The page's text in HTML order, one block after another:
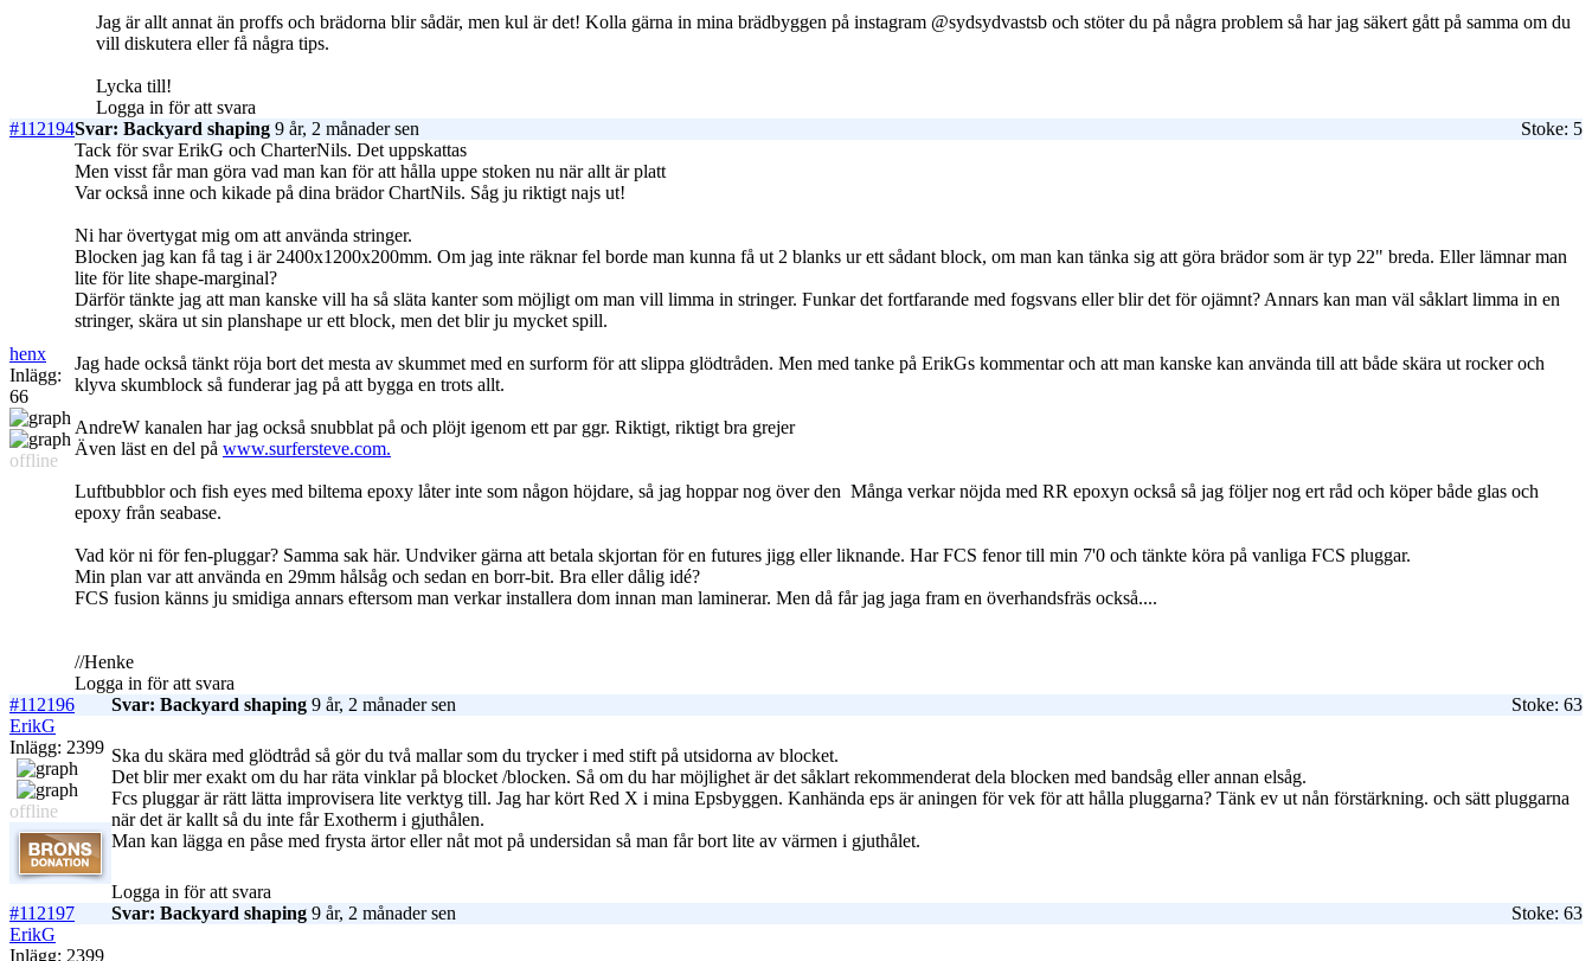
Jag är allt annat än proffs och brädorna blir sådär, men kul är det! Kolla gärna in mina brädbyggen på instagram @sydsydvastsb och stöter du på några problem så har jag säkert gått på samma om du
vill diskutera eller få några tips.
Lycka till!
Logga in för att svara
#112194Svar: Backyard shaping 9 år, 2 månader sen Stoke: 5
henx
Inlägg:
66
offline
Tack för svar ErikG och CharterNils. Det uppskattas
Men visst får man göra vad man kan för att hålla uppe stoken nu när allt är platt
Var också inne och kikade på dina brädor ChartNils. Såg ju riktigt najs ut!
Ni har övertygat mig om att använda stringer.
Blocken jag kan få tag i är 2400x1200x200mm. Om jag inte räknar fel borde man kunna få ut 2 blanks ur ett sådant block, om man kan tänka sig att göra brädor som är typ 22" breda. Eller lämnar man
lite för lite shape-marginal?
Därför tänkte jag att man kanske vill ha så släta kanter som möjligt om man vill limma in stringer. Funkar det fortfarande med fogsvans eller blir det för ojämnt? Annars kan man väl såklart limma in en
stringer, skära ut sin planshape ur ett block, men det blir ju mycket spill.
Jag hade också tänkt röja bort det mesta av skummet med en surform för att slippa glödtråden. Men med tanke på ErikGs kommentar och att man kanske kan använda till att både skära ut rocker och
klyva skumblock så funderar jag på att bygga en trots allt.
AndreW kanalen har jag också snubblat på och plöjt igenom ett par ggr. Riktigt, riktigt bra grejer
Även läst en del på www.surfersteve.com.
Luftbubblor och fish eyes med biltema epoxy låter inte som någon höjdare, så jag hoppar nog över den Många verkar nöjda med RR epoxyn också så jag följer nog ert råd och köper både glas och
epoxy från seabase.
Vad kör ni för fen-pluggar? Samma sak här. Undviker gärna att betala skjortan för en futures jigg eller liknande. Har FCS fenor till min 7'0 och tänkte köra på vanliga FCS pluggar.
Min plan var att använda en 29mm hålsåg och sedan en borr-bit. Bra eller dålig idé?
FCS fusion känns ju smidiga annars eftersom man verkar installera dom innan man laminerar. Men då får jag jaga fram en överhandsfräs också....
//Henke
Logga in för att svara
#112196
Svar: Backyard shaping 9 år, 2 månader sen
Stoke: 63
ErikG
Inlägg: 2399
offline
Ska du skära med glödtråd så gör du två mallar som du trycker i med stift på utsidorna av blocket.
Det blir mer exakt om du har räta vinklar på blocket /blocken. Så om du har möjlighet är det såklart rekommenderat dela blocken med bandsåg eller annan elsåg.
Fcs pluggar är rätt lätta improvisera lite verktyg till. Jag har kört Red X i mina Epsbyggen. Kanhända eps är aningen för vek för att hålla pluggarna? Tänk ev ut nån förstärkning. och sätt pluggarna
när det är kallt så du inte får Exotherm i gjuthålen.
Man kan lägga en påse med frysta ärtor eller nåt mot på undersidan så man får bort lite av värmen i gjuthålet.
Logga in för att svara
#112197
Svar: Backyard shaping 9 år, 2 månader sen
Stoke: 63
ErikG
Inlägg: 2399